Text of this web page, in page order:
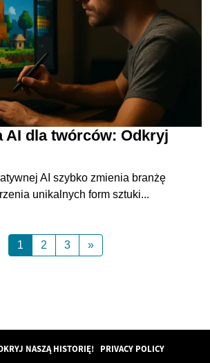
AI dla twórców: Odkryj
AI szybko zmienia branżę
unikalnych form sztuki...
1 2 3 »
NASZĄ HISTORIĘ! PRIVACY POLICY